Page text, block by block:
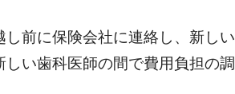
前に保険会社に連絡し、新し
い歯科医師の間で費用負担の調